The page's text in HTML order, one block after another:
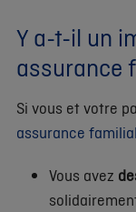
Y a-t-il un
assurance
Si vous et votre
assurance
Vous avez